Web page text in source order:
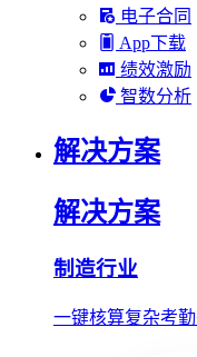
电子合同
App下载
绩效激励
智数分析
解决方案
解决方案
制造行业
一键核算复杂考